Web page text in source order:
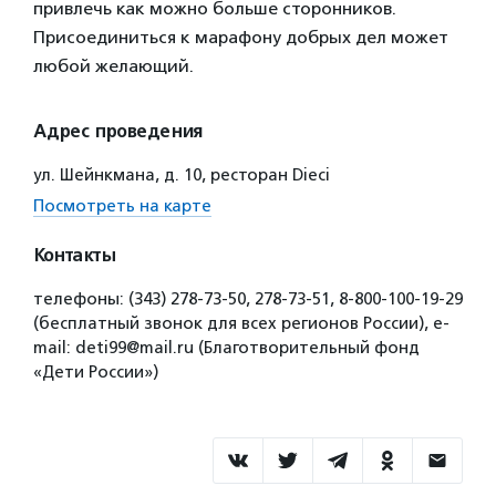
привлечь как можно больше сторонников.
Присоединиться к марафону добрых дел может
любой желающий.
Адрес проведения
ул. Шейнкмана, д. 10, ресторан Dieci
Посмотреть на карте
Контакты
телефоны: (343) 278-73-50, 278-73-51, 8-800-100-19-29
(бесплатный звонок для всех регионов России), е-
mail: deti99@mail.ru (Благотворительный фонд
«Дети России»)